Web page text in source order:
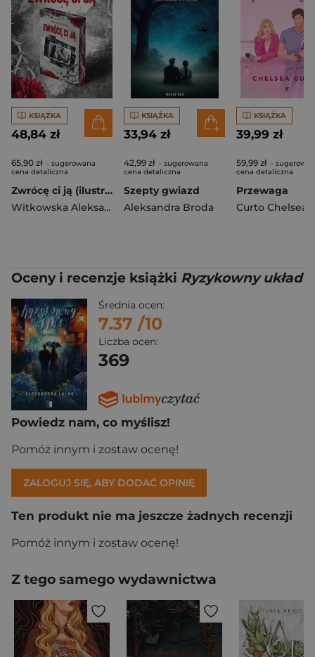
KSIĄŻKA
48,84 zł
65,90 zł - sugerowana
cena detaliczna
Zwrócę ci ją (ilustrowane brzegi)
Witkowska Aleksandra
KSIĄŻKA
33,94 zł
42,99 zł - sugerowana
cena detaliczna
Szepty gwiazd
Aleksandra Broda
KSIĄŻKA
39,99 zł
59,99 zł -
cena detaliczna
Przewaga
Curto Chelsea
Oceny i recenzje książki Ryzykowny układ
Średnia ocen:
7.37 /10
Liczba ocen:
369
Powiedz nam, co myślisz!
Pomóż innym i zostaw ocenę!
ZALOGUJ SIĘ, ABY DODAĆ OPINIĘ
Ten produkt nie ma jeszcze żadnych recenzji
Pomóż innym i zostaw ocenę!
Z tego samego wydawnictwa